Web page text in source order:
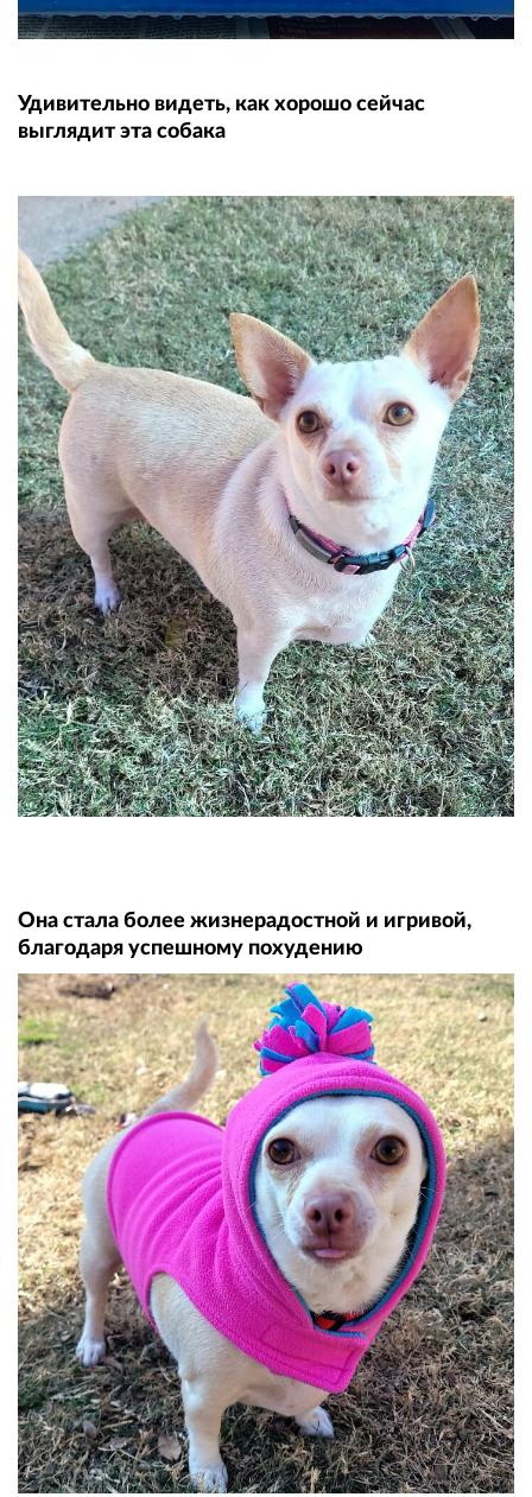
Удивительно видеть, как хорошо сейчас
выглядит эта собака
Она стала более жизнерадостной и игривой,
благодаря успешному похудению